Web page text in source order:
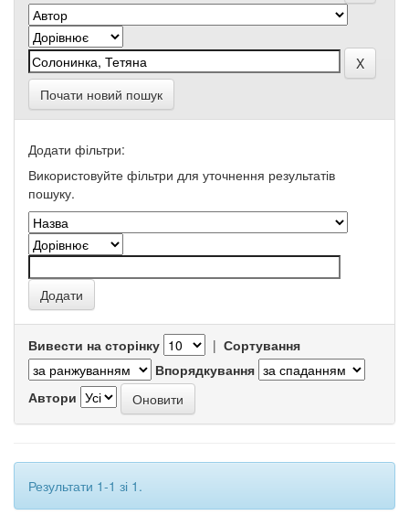
Почати новий пошук
Додати фільтри:
Використовуйте фільтри для уточнення результатів
пошуку.
Вивести на сторінку | Сортування
Впорядкування
Автори
Результати 1-1 зі 1.